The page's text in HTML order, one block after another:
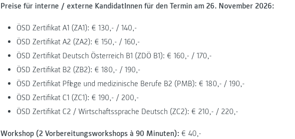
Preise für interne / externe KandidatInnen für den Termin am 26. November 2026:
ÖSD Zertifikat A1 (ZA1): € 130,- / 140,-
ÖSD Zertifikat A2 (ZA2): € 150,- / 160,-
ÖSD Zertifikat Deutsch Österreich B1 (ZDÖ B1): € 160,- / 170,-
ÖSD Zertifikat B2 (ZB2): € 180,- / 190,-
ÖSD Zertifikat Pflege und medizinische Berufe B2 (PMB): € 180,- / 190,-
ÖSD Zertifikat C1 (ZC1): € 190,- / 200,-
ÖSD Zertifikat C2 / Wirtschaftssprache Deutsch (ZC2): € 210,- / 220,-
Workshop (2 Vorbereitungsworkshops à 90 Minuten): € 40,-